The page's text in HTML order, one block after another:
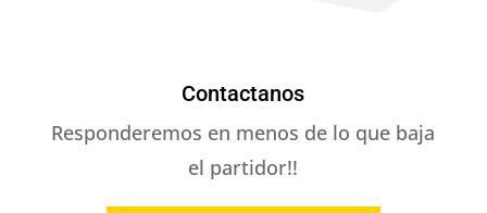
Contactanos
Responderemos en menos de lo que baja
el partidor!!